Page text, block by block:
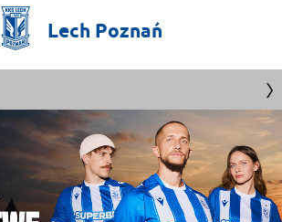
Lech Poznań